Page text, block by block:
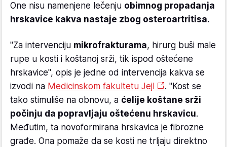
One nisu namenjene lečenju obimnog propadanja
hrskavice kakva nastaje zbog osteroartritisa.
"Za intervenciju mikrofrakturama, hirurg buši male
rupe u kosti i koštanoj srži, tik ispod oštećene
hrskavice", opis je jedne od intervencija kakva se
izvodi na Medicinskom fakultetu Jejl
. "Kost se
tako stimuliše na obnovu, a ćelije koštane srži
počinju da popravljaju oštećenu hrskavicu.
Međutim, ta novoformirana hrskavica je fibrozne
građe. Ona pomaže da se kosti ne trljaju direktno